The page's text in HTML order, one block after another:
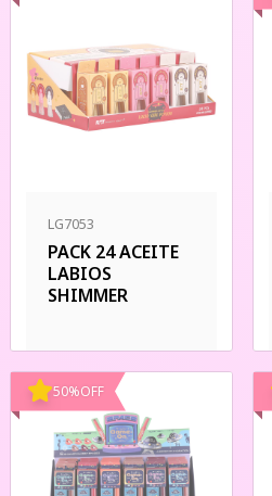
LG7053
PACK 24 ACEITE
LABIOS
SHIMMER
50%OFF